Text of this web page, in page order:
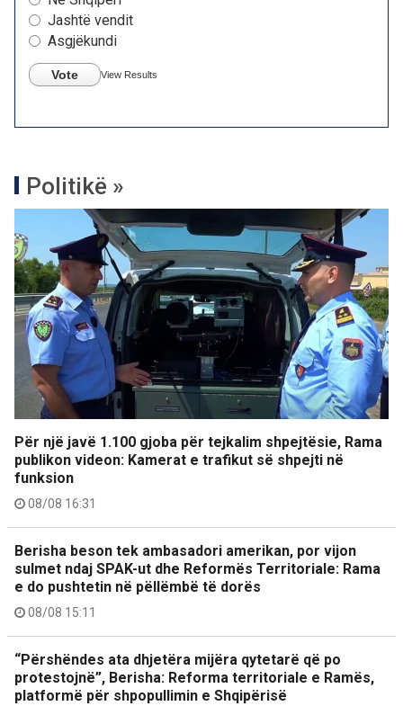
Jashtë vendit
Asgjëkundi
Vote View Results
Politikë »
Për një javë 1.100 gjoba për tejkalim shpejtësie, Rama
publikon videon: Kamerat e trafikut së shpejti në
funksion
08/08 16:31
Berisha beson tek ambasadori amerikan, por vijon
sulmet ndaj SPAK-ut dhe Reformës Territoriale: Rama
e do pushtetin në pëllëmbë të dorës
08/08 15:11
“Përshëndes ata dhjetëra mijëra qytetarë që po
protestojnë”, Berisha: Reforma territoriale e Ramës,
platformë për shpopullimin e Shqipërisë